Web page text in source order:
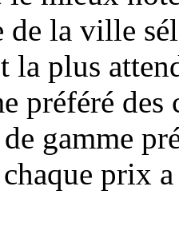
de la ville
la plus
préféré
gamme
chaque prix